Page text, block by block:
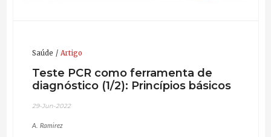
Saúde Artigo
Teste PCR como ferramenta de
diagnóstico (1/2): Princípios básicos
29-Jun-2022
A. Ramirez